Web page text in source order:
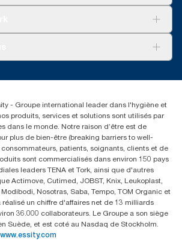
distributeurs
AG
16:30 | Vendredi 8:00-15:00
- Groupe international leader dans l'hygiène et
produits, services et solutions sont utilisés par
dans le monde. Notre raison d’être est de
plus de bien-être (breaking barriers to well-
patients, soignants, clients et de
sont commercialisés dans environ 150 pays
leaders TENA et Tork, ainsi que d'autres
Actimove, Cutimed, JOBST, Knix, Leukoplast,
Nosotras, Saba, Tempo, TOM Organic et
réalisé un chiffre d'affaires net de 13 milliards
36.000 collaborateurs. Le Groupe a son siège
Suède, et est coté au Nasdaq de Stockholm.
www.essity.com